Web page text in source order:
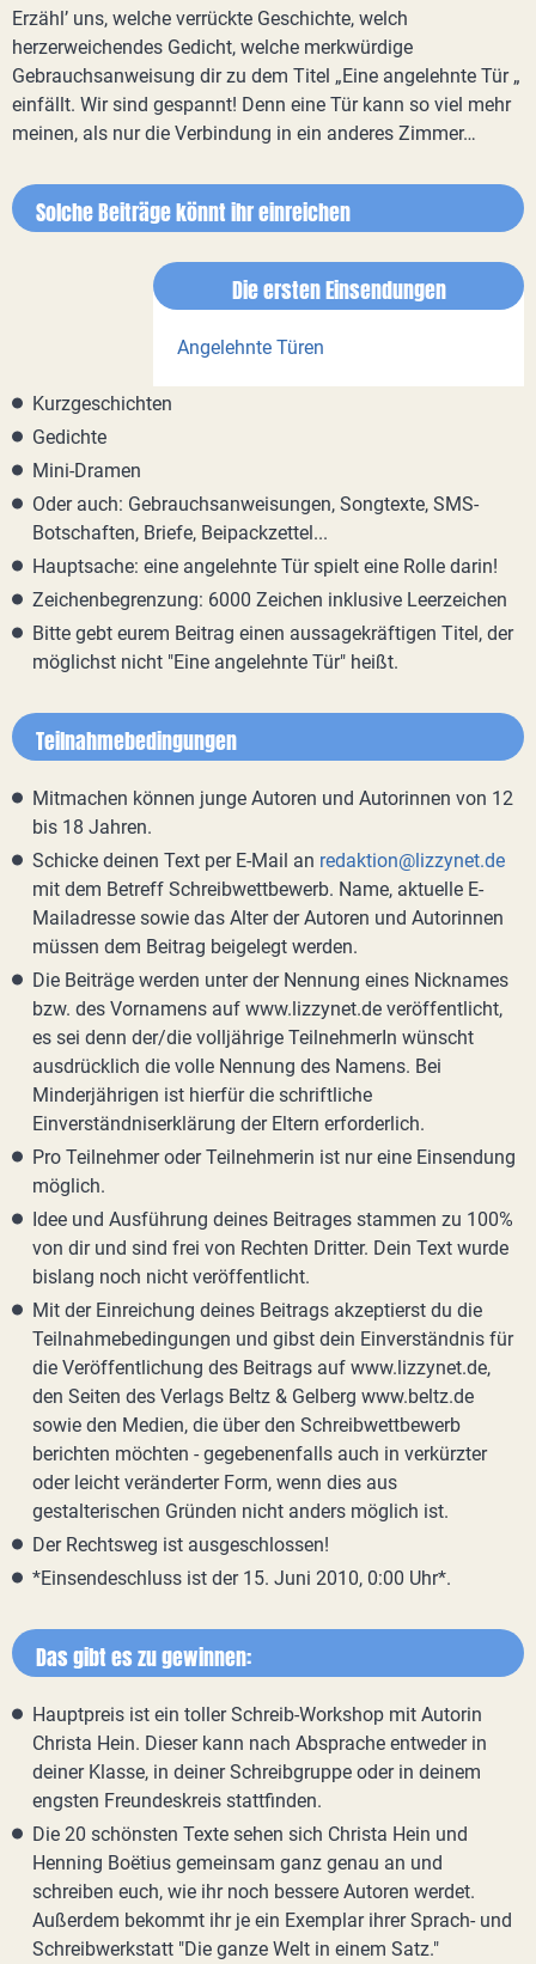
Erzähl’ uns, welche verrückte Geschichte, welch
herzerweichendes Gedicht, welche merkwürdige
Gebrauchsanweisung dir zu dem Titel „Eine angelehnte Tür „
einfällt. Wir sind gespannt! Denn eine Tür kann so viel mehr
meinen, als nur die Verbindung in ein anderes Zimmer…
Solche Beiträge könnt ihr einreichen
Die ersten Einsendungen
Angelehnte Türen
Kurzgeschichten
Gedichte
Mini-Dramen
Oder auch: Gebrauchsanweisungen, Songtexte, SMS-
Botschaften, Briefe, Beipackzettel...
Hauptsache: eine angelehnte Tür spielt eine Rolle darin!
Zeichenbegrenzung: 6000 Zeichen inklusive Leerzeichen
Bitte gebt eurem Beitrag einen aussagekräftigen Titel, der
möglichst nicht "Eine angelehnte Tür" heißt.
Teilnahmebedingungen
Mitmachen können junge Autoren und Autorinnen von 12
bis 18 Jahren.
Schicke deinen Text per E-Mail an redaktion@lizzynet.de
mit dem Betreff Schreibwettbewerb. Name, aktuelle E-
Mailadresse sowie das Alter der Autoren und Autorinnen
müssen dem Beitrag beigelegt werden.
Die Beiträge werden unter der Nennung eines Nicknames
bzw. des Vornamens auf www.lizzynet.de veröffentlicht,
es sei denn der/die volljährige TeilnehmerIn wünscht
ausdrücklich die volle Nennung des Namens. Bei
Minderjährigen ist hierfür die schriftliche
Einverständniserklärung der Eltern erforderlich.
Pro Teilnehmer oder Teilnehmerin ist nur eine Einsendung
möglich.
Idee und Ausführung deines Beitrages stammen zu 100%
von dir und sind frei von Rechten Dritter. Dein Text wurde
bislang noch nicht veröffentlicht.
Mit der Einreichung deines Beitrags akzeptierst du die
Teilnahmebedingungen und gibst dein Einverständnis für
die Veröffentlichung des Beitrags auf www.lizzynet.de,
den Seiten des Verlags Beltz & Gelberg www.beltz.de
sowie den Medien, die über den Schreibwettbewerb
berichten möchten - gegebenenfalls auch in verkürzter
oder leicht veränderter Form, wenn dies aus
gestalterischen Gründen nicht anders möglich ist.
Der Rechtsweg ist ausgeschlossen!
*Einsendeschluss ist der 15. Juni 2010, 0:00 Uhr*.
Das gibt es zu gewinnen:
Hauptpreis ist ein toller Schreib-Workshop mit Autorin
Christa Hein. Dieser kann nach Absprache entweder in
deiner Klasse, in deiner Schreibgruppe oder in deinem
engsten Freundeskreis stattfinden.
Die 20 schönsten Texte sehen sich Christa Hein und
Henning Boëtius gemeinsam ganz genau an und
schreiben euch, wie ihr noch bessere Autoren werdet.
Außerdem bekommt ihr je ein Exemplar ihrer Sprach- und
Schreibwerkstatt "Die ganze Welt in einem Satz."